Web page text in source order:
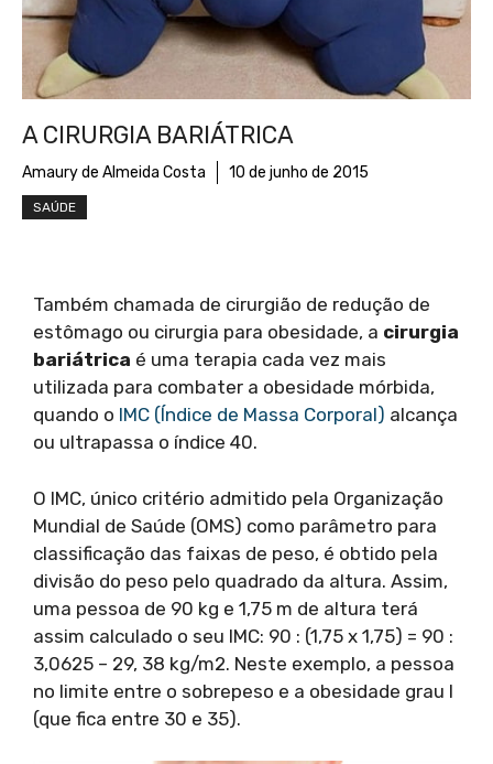
A CIRURGIA BARIÁTRICA
Amaury de Almeida Costa 10 de junho de 2015
SAÚDE
Também chamada de cirurgião de redução de
estômago ou cirurgia para obesidade, a cirurgia
bariátrica é uma terapia cada vez mais
utilizada para combater a obesidade mórbida,
quando o IMC (Índice de Massa Corporal) alcança
ou ultrapassa o índice 40.
O IMC, único critério admitido pela Organização
Mundial de Saúde (OMS) como parâmetro para
classificação das faixas de peso, é obtido pela
divisão do peso pelo quadrado da altura. Assim,
uma pessoa de 90 kg e 1,75 m de altura terá
assim calculado o seu IMC: 90 : (1,75 x 1,75) = 90 :
3,0625 – 29, 38 kg/m2. Neste exemplo, a pessoa
no limite entre o sobrepeso e a obesidade grau I
(que fica entre 30 e 35).